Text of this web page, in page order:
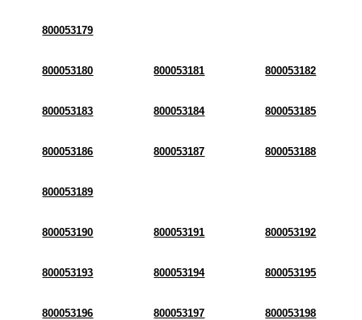
800053179
800053180 800053181 800053182
800053183 800053184 800053185
800053186 800053187 800053188
800053189
800053190 800053191 800053192
800053193 800053194 800053195
800053196 800053197 800053198